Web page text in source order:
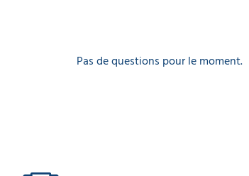
Pas de questions pour le moment.